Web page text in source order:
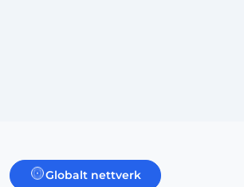
Globalt nettverk